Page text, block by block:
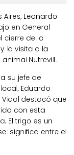
Leonardo
en General
cierre de la
la visita a la
Nutrevill.
su jefe de
Eduardo
Vidal destacó que
con esta
El trigo es un
significa entre el